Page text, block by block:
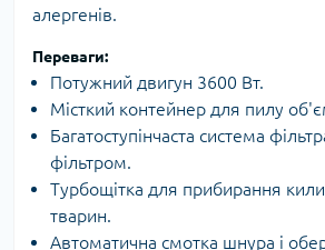
алергенів.
Переваги:
Потужний двигун 3600 Вт.
Місткий контейнер для пилу
Багатоступінчаста система
фільтром.
Турбощітка для прибирання
тварин.
Автоматична смотка шнура і